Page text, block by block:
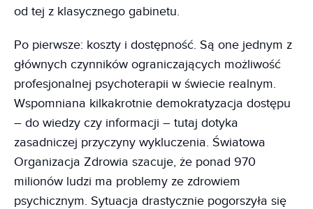
od tej z klasycznego gabinetu.
Po pierwsze: koszty i dostępność. Są one jednym z
głównych czynników ograniczających możliwość
profesjonalnej psychoterapii w świecie realnym.
Wspomniana kilkakrotnie demokratyzacja dostępu
– do wiedzy czy informacji – tutaj dotyka
zasadniczej przyczyny wykluczenia. Światowa
Organizacja Zdrowia szacuje, że ponad 970
milionów ludzi ma problemy ze zdrowiem
psychicznym. Sytuacja drastycznie pogorszyła się